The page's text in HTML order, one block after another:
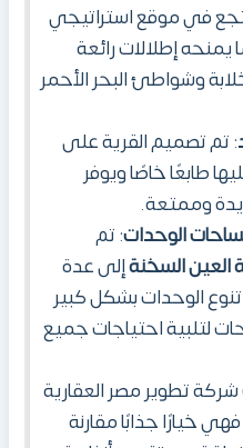
في موقع استراتيجي
إطلالات رائعة
وشواطئ البحر الأحمر
: تم تصميم القرية على
طابعًا خاصًا ويوفر
وممتعة.
الوحدات: تم
العين السخنةإلى عدة
الوحدات بشكل كبير
لتلبية احتياجات جميع
تطوير مصر العقارية
خيارًا جذابًا مقارنة